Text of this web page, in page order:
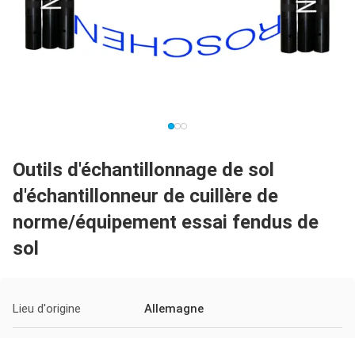
Outils d'échantillonnage de sol
d'échantillonneur de cuillère de
norme/équipement essai fendus de
sol
Lieu d'origine Allemagne